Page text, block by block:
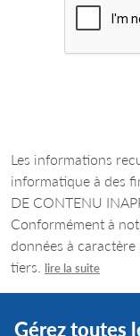
Les informations
informatique à des
DE CONTENU
Conformément à
données à
tiers.
lire la suite
Gérez toutes